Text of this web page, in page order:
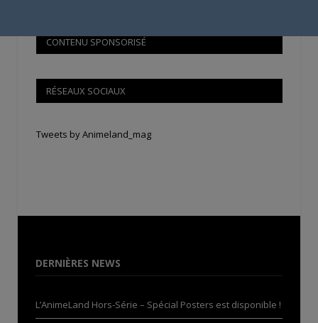
CONTENU SPONSORISÉ
RÉSEAUX SOCIAUX
Tweets by Animeland_mag
DERNIÈRES NEWS
L’AnimeLand Hors-Série – Spécial Posters est disponible !